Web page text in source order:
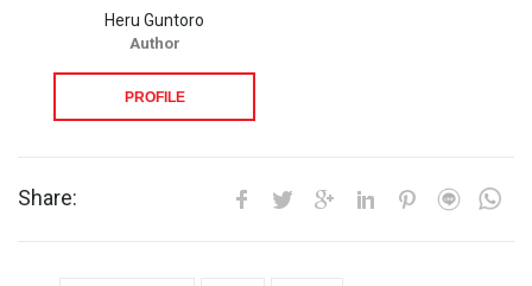
Heru Guntoro
Author
PROFILE
Share: